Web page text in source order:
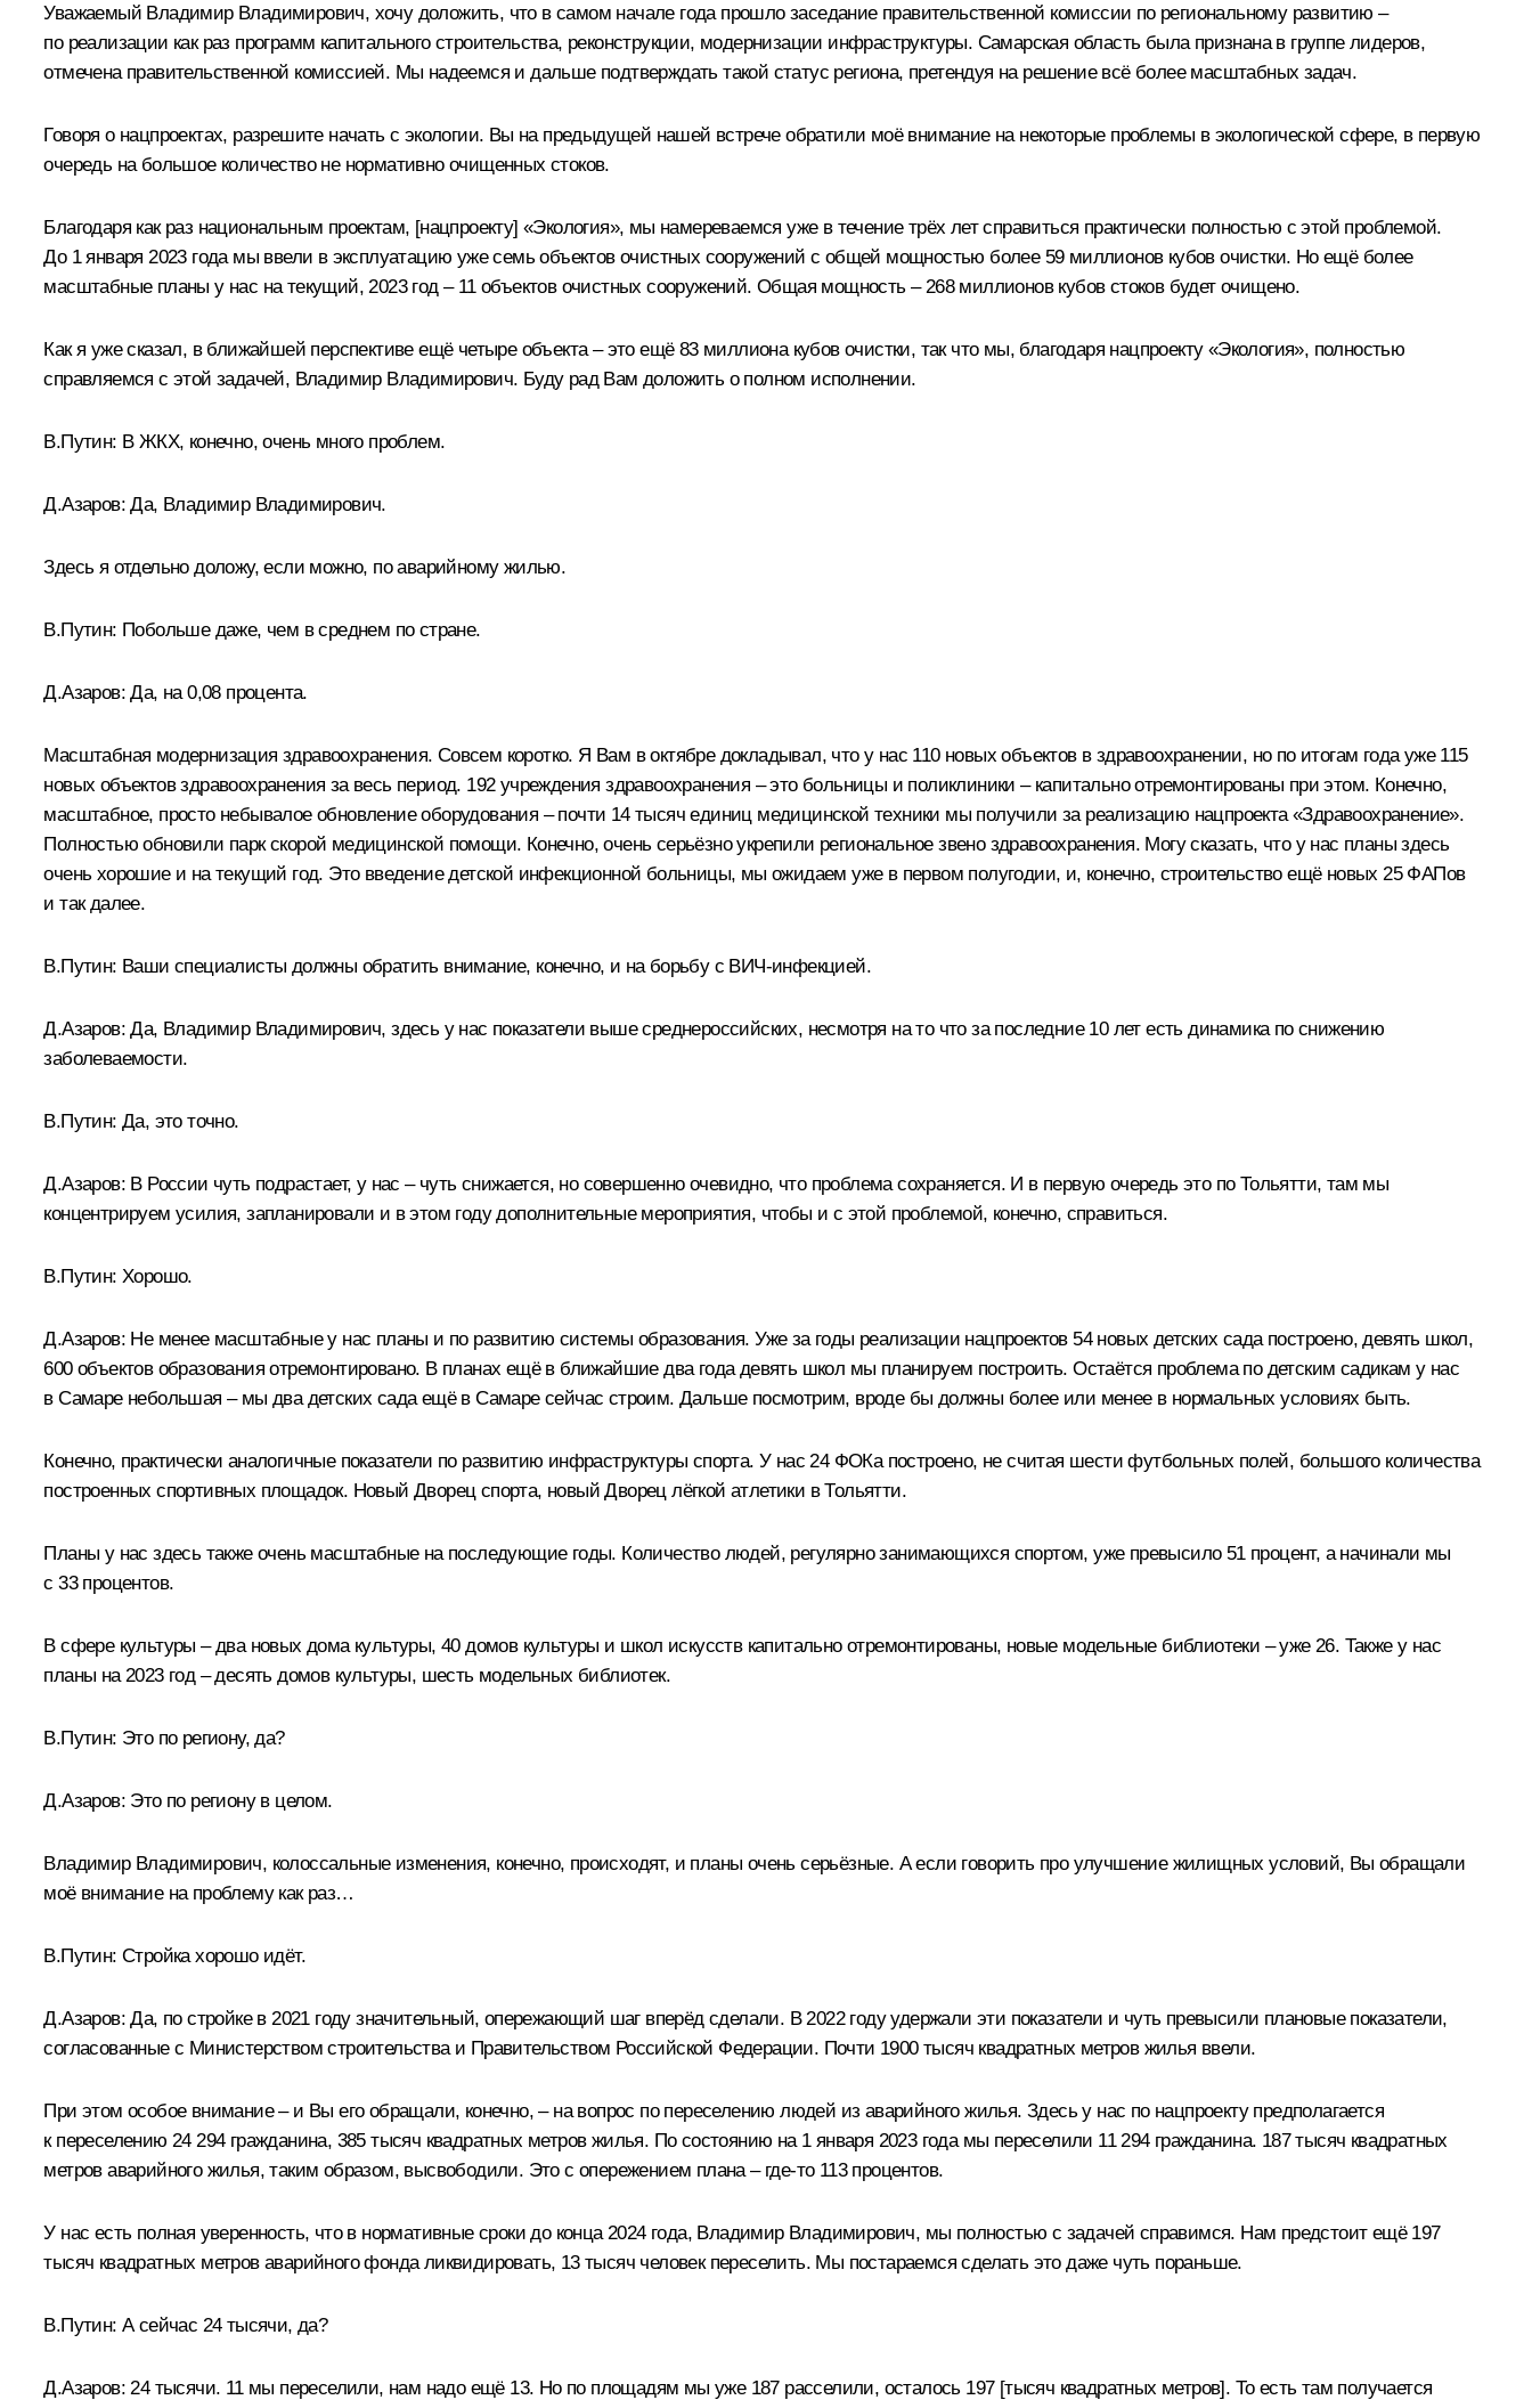
Уважаемый Владимир Владимирович, хочу доложить, что в самом начале года прошло заседание правительственной комиссии по региональному развитию –
по реализации как раз программ капитального строительства, реконструкции, модернизации инфраструктуры. Самарская область была признана в группе лидеров,
отмечена правительственной комиссией. Мы надеемся и дальше подтверждать такой статус региона, претендуя на решение всё более масштабных задач.
Говоря о нацпроектах, разрешите начать с экологии. Вы на предыдущей нашей встрече обратили моё внимание на некоторые проблемы в экологической сфере, в первую
очередь на большое количество не нормативно очищенных стоков.
Благодаря как раз национальным проектам, [нацпроекту] «Экология», мы намереваемся уже в течение трёх лет справиться практически полностью с этой проблемой.
До 1 января 2023 года мы ввели в эксплуатацию уже семь объектов очистных сооружений с общей мощностью более 59 миллионов кубов очистки. Но ещё более
масштабные планы у нас на текущий, 2023 год – 11 объектов очистных сооружений. Общая мощность – 268 миллионов кубов стоков будет очищено.
Как я уже сказал, в ближайшей перспективе ещё четыре объекта – это ещё 83 миллиона кубов очистки, так что мы, благодаря нацпроекту «Экология», полностью
справляемся с этой задачей, Владимир Владимирович. Буду рад Вам доложить о полном исполнении.
В.Путин: В ЖКХ, конечно, очень много проблем.
Д.Азаров: Да, Владимир Владимирович.
Здесь я отдельно доложу, если можно, по аварийному жилью.
В.Путин: Побольше даже, чем в среднем по стране.
Д.Азаров: Да, на 0,08 процента.
Масштабная модернизация здравоохранения. Совсем коротко. Я Вам в октябре докладывал, что у нас 110 новых объектов в здравоохранении, но по итогам года уже 115
новых объектов здравоохранения за весь период. 192 учреждения здравоохранения – это больницы и поликлиники – капитально отремонтированы при этом. Конечно,
масштабное, просто небывалое обновление оборудования – почти 14 тысяч единиц медицинской техники мы получили за реализацию нацпроекта «Здравоохранение».
Полностью обновили парк скорой медицинской помощи. Конечно, очень серьёзно укрепили региональное звено здравоохранения. Могу сказать, что у нас планы здесь
очень хорошие и на текущий год. Это введение детской инфекционной больницы, мы ожидаем уже в первом полугодии, и, конечно, строительство ещё новых 25 ФАПов
и так далее.
В.Путин: Ваши специалисты должны обратить внимание, конечно, и на борьбу с ВИЧ-инфекцией.
Д.Азаров: Да, Владимир Владимирович, здесь у нас показатели выше среднероссийских, несмотря на то что за последние 10 лет есть динамика по снижению
заболеваемости.
В.Путин: Да, это точно.
Д.Азаров: В России чуть подрастает, у нас – чуть снижается, но совершенно очевидно, что проблема сохраняется. И в первую очередь это по Тольятти, там мы
концентрируем усилия, запланировали и в этом году дополнительные мероприятия, чтобы и с этой проблемой, конечно, справиться.
В.Путин: Хорошо.
Д.Азаров: Не менее масштабные у нас планы и по развитию системы образования. Уже за годы реализации нацпроектов 54 новых детских сада построено, девять школ,
600 объектов образования отремонтировано. В планах ещё в ближайшие два года девять школ мы планируем построить. Остаётся проблема по детским садикам у нас
в Самаре небольшая – мы два детских сада ещё в Самаре сейчас строим. Дальше посмотрим, вроде бы должны более или менее в нормальных условиях быть.
Конечно, практически аналогичные показатели по развитию инфраструктуры спорта. У нас 24 ФОКа построено, не считая шести футбольных полей, большого количества
построенных спортивных площадок. Новый Дворец спорта, новый Дворец лёгкой атлетики в Тольятти.
Планы у нас здесь также очень масштабные на последующие годы. Количество людей, регулярно занимающихся спортом, уже превысило 51 процент, а начинали мы
с 33 процентов.
В сфере культуры – два новых дома культуры, 40 домов культуры и школ искусств капитально отремонтированы, новые модельные библиотеки – уже 26. Также у нас
планы на 2023 год – десять домов культуры, шесть модельных библиотек.
В.Путин: Это по региону, да?
Д.Азаров: Это по региону в целом.
Владимир Владимирович, колоссальные изменения, конечно, происходят, и планы очень серьёзные. А если говорить про улучшение жилищных условий, Вы обращали
моё внимание на проблему как раз…
В.Путин: Стройка хорошо идёт.
Д.Азаров:Да, по стройке в 2021 году значительный, опережающий шаг вперёд сделали. В 2022 году удержали эти показатели и чуть превысили плановые показатели,
согласованные с Министерством строительства и Правительством Российской Федерации. Почти 1900 тысяч квадратных метров жилья ввели.
При этом особое внимание – и Вы его обращали, конечно, – на вопрос по переселению людей из аварийного жилья. Здесь у нас по нацпроекту предполагается
к переселению 24 294 гражданина, 385 тысяч квадратных метров жилья. По состоянию на 1 января 2023 года мы переселили 11 294 гражданина. 187 тысяч квадратных
метров аварийного жилья, таким образом, высвободили. Это с опережением плана – где-то 113 процентов.
У нас есть полная уверенность, что в нормативные сроки до конца 2024 года, Владимир Владимирович, мы полностью с задачей справимся. Нам предстоит ещё 197
тысяч квадратных метров аварийного фонда ликвидировать, 13 тысяч человек переселить. Мы постараемся сделать это даже чуть пораньше.
В.Путин: А сейчас 24 тысячи, да?
Д.Азаров: 24 тысячи. 11 мы переселили, нам надо ещё 13. Но по площадям мы уже 187 расселили, осталось 197 [тысяч квадратных метров]. То есть там получается